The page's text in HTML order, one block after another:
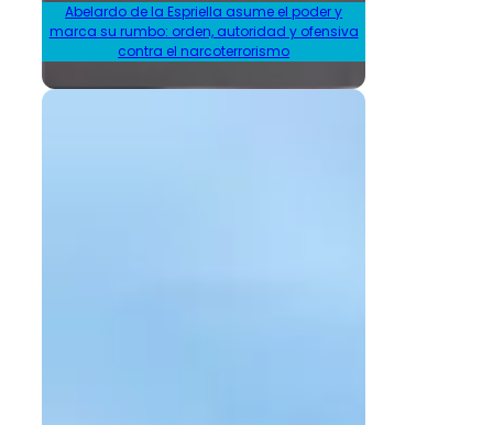
Abelardo de la Espriella asume el poder y
marca su rumbo: orden, autoridad y ofensiva
contra el narcoterrorismo